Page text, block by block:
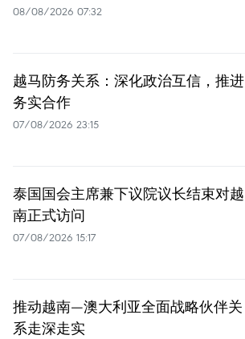
08/08/2026 07:32
越马防务关系：深化政治互信，推进
务实合作
07/08/2026 23:15
泰国国会主席兼下议院议长结束对越
南正式访问
07/08/2026 15:17
推动越南—澳大利亚全面战略伙伴关
系走深走实